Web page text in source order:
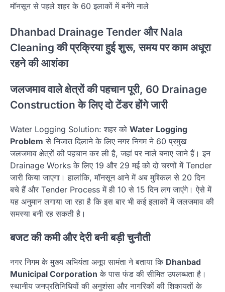
मॉनसून से पहले शहर के 60 इलाकों में बनेंगे नाले
Dhanbad Drainage Tender और Nala
Cleaning की प्रक्रिया हुई शुरू, समय पर काम अधूरा
रहने की आशंका
जलजमाव वाले क्षेत्रों की पहचान पूरी, 60 Drainage
Construction के लिए दो टेंडर होंगे जारी
Water Logging Solution: शहर को Water Logging
Problem से निजात दिलाने के लिए नगर निगम ने 60 प्रमुख
जलजमाव क्षेत्रों की पहचान कर ली है, जहां पर नाले बनाए जाने हैं। इन
Drainage Works के लिए 19 और 29 मई को दो चरणों में Tender
जारी किया जाएगा। हालांकि, मॉनसून आने में अब मुश्किल से 20 दिन
बचे हैं और Tender Process में ही 10 से 15 दिन लग जाएंगे। ऐसे में
यह अनुमान लगाया जा रहा है कि इस बार भी कई इलाकों में जलजमाव की
समस्या बनी रह सकती है।
बजट की कमी और देरी बनी बड़ी चुनौती
नगर निगम के मुख्य अभियंता अनूप सामंता ने बताया कि Dhanbad
Municipal Corporation के पास फंड की सीमित उपलब्धता है।
स्थानीय जनप्रतिनिधियों की अनुशंसा और नागरिकों की शिकायतों के